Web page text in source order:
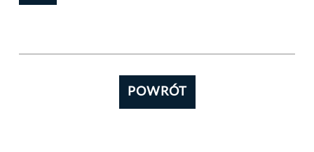
POWRÓT